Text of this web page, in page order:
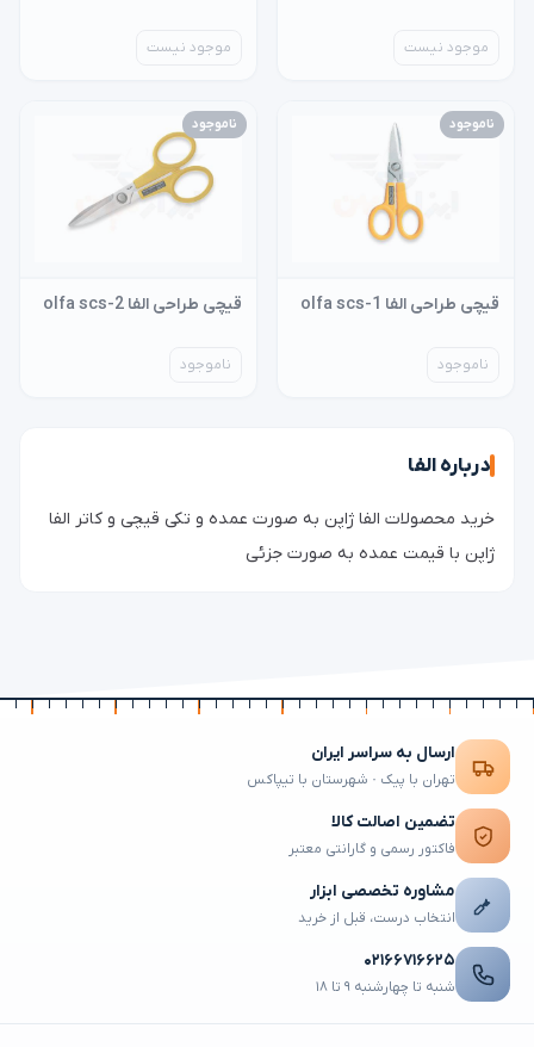
موجود نیست موجود نیست
ناموجود
قیچی طراحی الفا olfa scs-1
ناموجود
ناموجود
قیچی طراحی الفا olfa scs-2
ناموجود
درباره الفا
خرید محصولات الفا ژاپن به صورت عمده و تکی قیچی و کاتر الفا
ژاپن با قیمت عمده به صورت جزئی
ارسال به سراسر ایران
تهران با پیک · شهرستان با تیپاکس
تضمین اصالت کالا
فاکتور رسمی و گارانتی معتبر
مشاوره تخصصی ابزار
انتخاب درست، قبل از خرید
۰۲۱۶۶۷۱۶۶۲۵
شنبه تا چهارشنبه ۹ تا ۱۸